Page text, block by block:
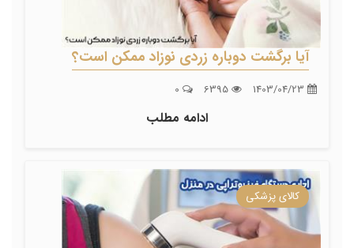
آیا برگشت دوباره زردی نوزاد ممکن است؟
ادامه مطلب
کالای پزشکی